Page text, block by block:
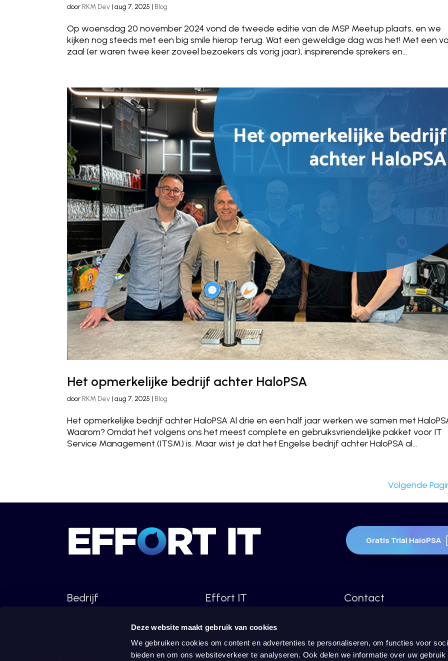
Deze website maakt gebruik van cookies
We gebruiken cookies om content en advertenties te personaliseren, om functies voor
bieden en om ons websiteverkeer te analyseren. Ook delen we informatie over uw gebruik
door RKM Dev |aug 7, 2025 | Blog
Op woensdag 20 november 2024 vond de tweede editie van de MSP Meetup plaats, en we
kijken nog steeds met een big smile hierop terug. Wat een geweldige dag was het! Met een
zaal (er waren twee keer zoveel bezoekers als vorig jaar), inspirerende sprekers en...
Het opmerkelijke bedrijf achter HaloPSA
door RKM Dev |aug 7, 2025 | Blog
Het opmerkelijke bedrijf achter HaloPSA Al drie en een half jaar werken we samen met
Waarom? Omdat het volgens ons het meest complete en gebruiksvriendelijke pakket voor IT
Service Management (ITSM) is. Maar wist je dat het Engelse bedrijf achter HaloPSA al...
Volgende
Gratis Trial HaloPSA
Bedrijf Effort IT
Integraties
Halo AI
Contact
3981 AJ Bunnik
Nederland